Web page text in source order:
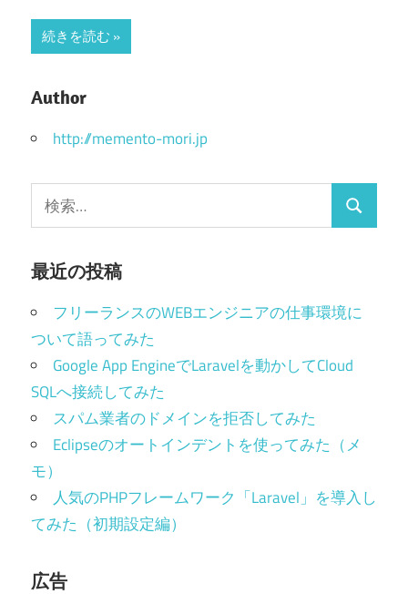
続きを読む
Author
http://memento-mori.jp
索:
検
最近の投稿
フリーランスのWEBエンジニアの仕事環境に
ついて語ってみた
Google App EngineでLaravelを動かしてCloud
SQLへ接続してみた
スパム業者のドメインを拒否してみた
Eclipseのオートインデントを使ってみた（メ
モ）
人気のPHPフレームワーク「Laravel」を導入し
てみた（初期設定編）
広告